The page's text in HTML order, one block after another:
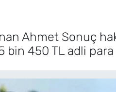
Ahmet Sonuç
bin 450 TL adli para